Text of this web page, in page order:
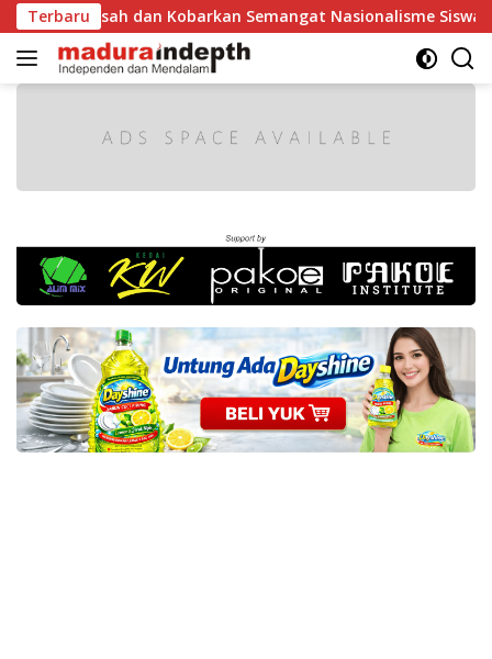
Langsung
ke
konten
Terbaru
Kobarkan Semangat Nasionalisme Siswa Tak